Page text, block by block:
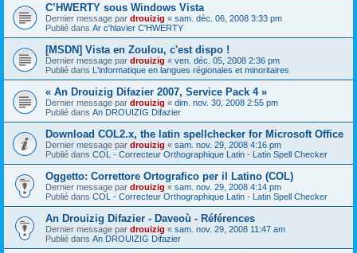
C’HWERTY sous Windows Vista
Dernier message par drouizig « sam. déc. 06, 2008 3:33 pm
Publié dans Ar c'hlavier C'HWERTY
[MSDN] Vista en Zoulou, c'est dispo !
Dernier message par drouizig « ven. déc. 05, 2008 2:36 pm
Publié dans L'informatique en langues régionales et minoritaires
« An Drouizig Difazier 2007, Service Pack 4 »
Dernier message par drouizig « dim. nov. 30, 2008 2:55 pm
Publié dans An DROUIZIG Difazier
Download COL2.x, the latin spellchecker for Microsoft Office
Dernier message par drouizig « sam. nov. 29, 2008 4:16 pm
Publié dans COL - Correcteur Orthographique Latin - Latin Spell Checker
Oggetto: Correttore Ortografico per il Latino (COL)
Dernier message par drouizig « sam. nov. 29, 2008 4:14 pm
Publié dans COL - Correcteur Orthographique Latin - Latin Spell Checker
An Drouizig Difazier - Daveoù - Références
Dernier message par drouizig « sam. nov. 29, 2008 11:47 am
Publié dans An DROUIZIG Difazier